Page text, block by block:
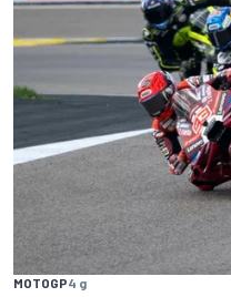
MOTOGP4 g